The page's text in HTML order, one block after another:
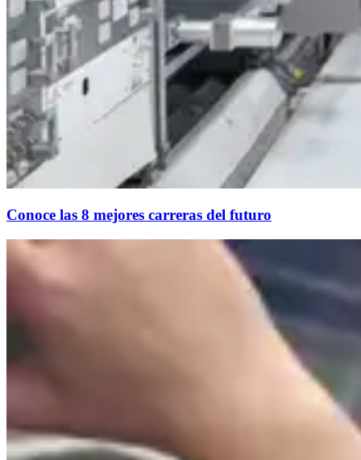
Conoce las 8 mejores carreras del futuro